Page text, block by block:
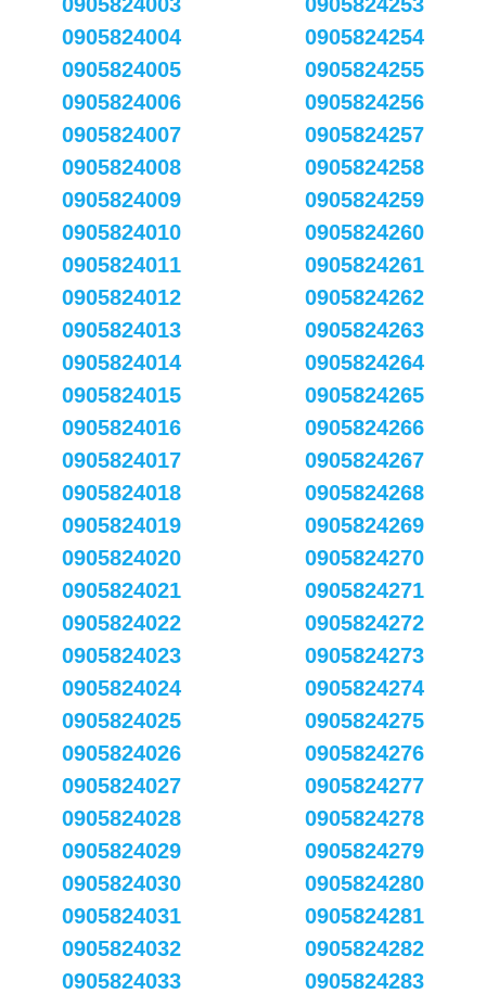
0905824004
0905824005
0905824006
0905824007
0905824008
0905824009
0905824010
0905824011
0905824012
0905824013
0905824014
0905824015
0905824016
0905824017
0905824018
0905824019
0905824020
0905824021
0905824022
0905824023
0905824024
0905824025
0905824026
0905824027
0905824028
0905824029
0905824030
0905824031
0905824032
0905824033
0905824254
0905824255
0905824256
0905824257
0905824258
0905824259
0905824260
0905824261
0905824262
0905824263
0905824264
0905824265
0905824266
0905824267
0905824268
0905824269
0905824270
0905824271
0905824272
0905824273
0905824274
0905824275
0905824276
0905824277
0905824278
0905824279
0905824280
0905824281
0905824282
0905824283